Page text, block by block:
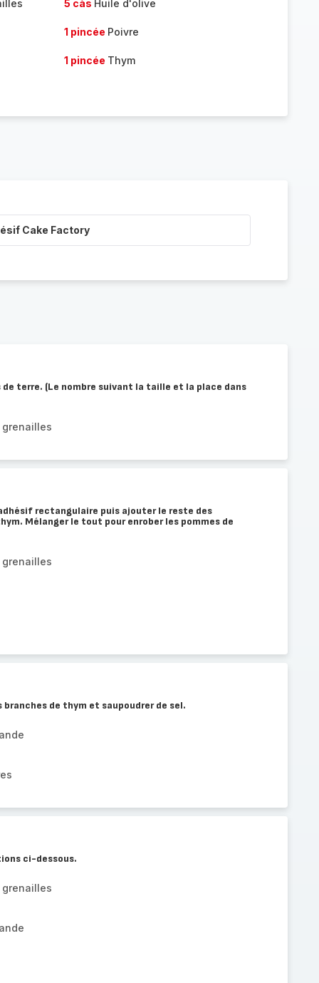
5 càs Huile d'olive
1 pincée Poivre
1 pincée Thym
Cake Factory
de terre. (Le nombre suivant la taille et la place dans
grenailles
rectangulaire puis ajouter le reste des
Mélanger le tout pour enrober les pommes de
grenailles
de thym et saupoudrer de sel.
ci-dessous.
grenailles